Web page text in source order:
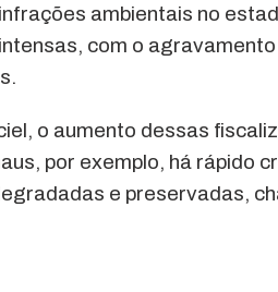
ambientais no
com o
o aumento dessas
por exemplo, há rápido
e preservadas,